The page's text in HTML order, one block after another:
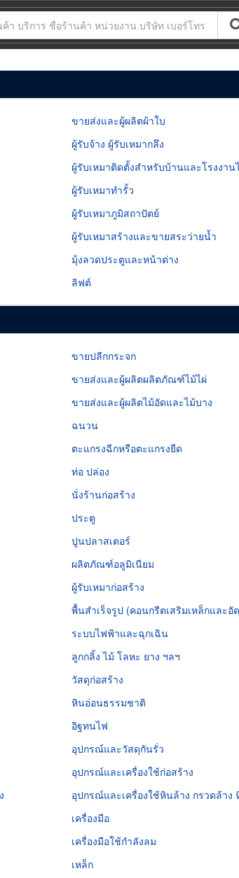
ขายส่งและผู้ผลิตผ้าใบ
ผู้รับจ้าง ผู้รับเหมากลึง
ผู้รับเหมาติดตั้งสำหรับบ้านและโรงงาน
ผู้รับเหมาทำรั้ว
ผู้รับเหมาภูมิสถาปัตย์
ผู้รับเหมาสร้างและขายสระว่ายน้ำ
มุ้งลวดประตูและหน้าต่าง
ลิฟต์
ขายปลีกกระจก
ขายส่งและผู้ผลิตผลิตภัณฑ์ไม้ไผ่
ขายส่งและผู้ผลิตไม้อัดและไม้บาง
ฉนวน
ตะแกรงฉีกหรือตะแกรงยืด
ท่อ ปล่อง
นั่งร้านก่อสร้าง
ประตู
ปูนปลาสเตอร์
ผลิตภัณฑ์อลูมิเนียม
ผู้รับเหมาก่อสร้าง
พื้นสำเร็จรูป (คอนกรีตเสริมเหล็กและอั
ระบบไฟฟ้าและฉุกเฉิน
ลูกกลิ้ง ไม้ โลหะ ยาง ฯลฯ
วัสดุก่อสร้าง
หินอ่อนธรรมชาติ
อิฐทนไฟ
อุปกรณ์และวัสดุกันรั่ว
อุปกรณ์และเครื่องใช้ก่อสร้าง
อุปกรณ์และเครื่องใช้หินล้าง กรวดล้าง
เครื่องมือ
เครื่องมือใช้กำลังลม
เหล็ก